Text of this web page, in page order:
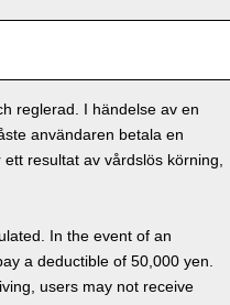
reglerad. I händelse av en
användaren betala en
resultat av vårdslös körning,
In the event of an
a deductible of 50,000 yen.
users may not receive